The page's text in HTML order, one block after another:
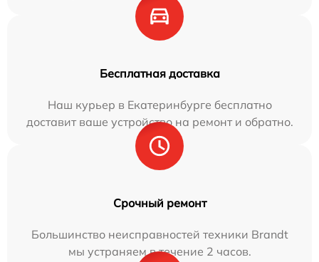
Бесплатная доставка
Наш курьер в Екатеринбурге бесплатно
доставит ваше устройство на ремонт и обратно.
Срочный ремонт
Большинство неисправностей техники Brandt
мы устраняем в течение 2 часов.